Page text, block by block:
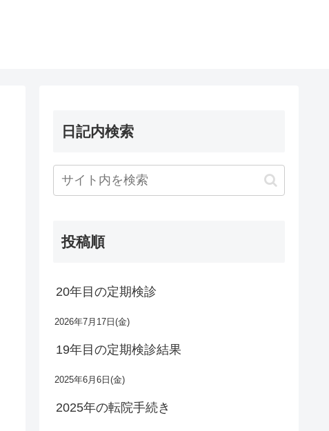
日記内検索
投稿順
20年目の定期検診
2026年7月17日(金)
19年目の定期検診結果
2025年6月6日(金)
2025年の転院手続き